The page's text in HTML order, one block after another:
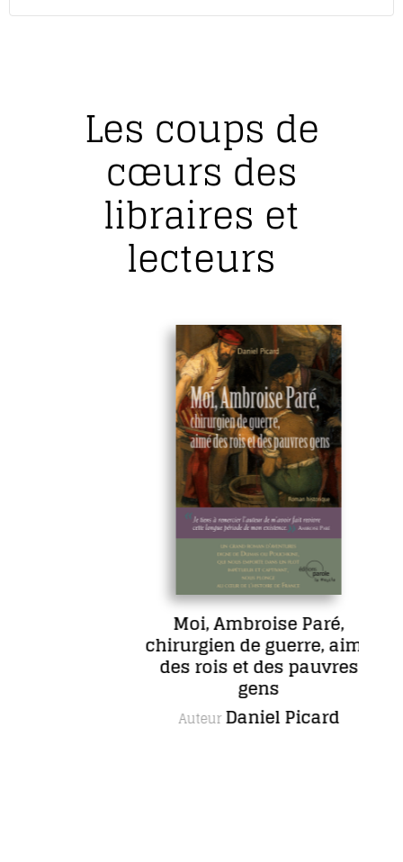
Les coups de
cœurs des
libraires et
lecteurs
Moi, Ambroise Paré,
chirurgien de guerre, aimé
des rois et des pauvres
gens
AuteurDaniel Picard